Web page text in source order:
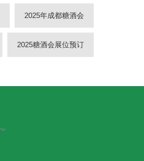
2025年成都糖酒会
2025糖酒会展位预订